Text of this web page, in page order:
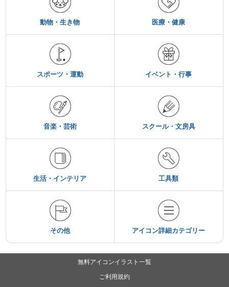
動物・生き物 医療・健康
スポーツ・運動 イベント・行事
音楽・芸術 スクール・文房具
生活・インテリア 工具類
その他 アイコン詳細カテゴリー
無料アイコンイラスト一覧
ご利用規約